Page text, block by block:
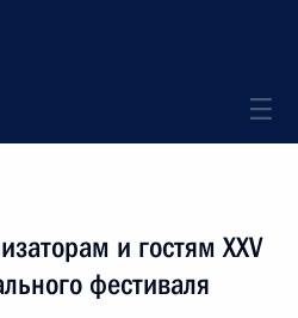
и гостям XXV
фестиваля